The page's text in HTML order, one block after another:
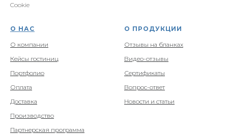
Cookie
О НАС
О компании
Кейсы гостиниц
Портфолио
Оплата
Доставка
Производство
Партнерская программа
О ПРОДУКЦИИ
Отзывы на бланках
Видео-отзывы
Сертификаты
Вопрос-ответ
Новости и статьи